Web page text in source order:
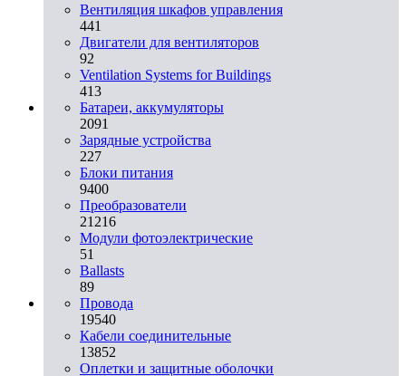
Вентиляция шкафов управления
441
Двигатели для вентиляторов
92
Ventilation Systems for Buildings
413
Батареи, аккумуляторы
2091
Зарядные устройства
227
Блоки питания
9400
Преобразователи
21216
Модули фотоэлектрические
51
Ballasts
89
Провода
19540
Кабели соединительные
13852
Оплетки и защитные оболочки